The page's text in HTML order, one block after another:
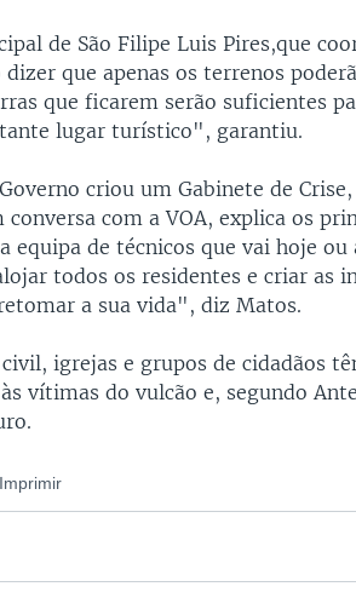
de São Filipe Luis Pires,que
que apenas os terrenos
que ficarem serão suficientes
lugar turístico", garantiu.
criou um Gabinete de
com a VOA, explica os
equipa de técnicos que vai hoje ou
todos os residentes e criar as
a sua vida", diz Matos.
igrejas e grupos de cidadãos
vítimas do vulcão e, segundo
Imprimir